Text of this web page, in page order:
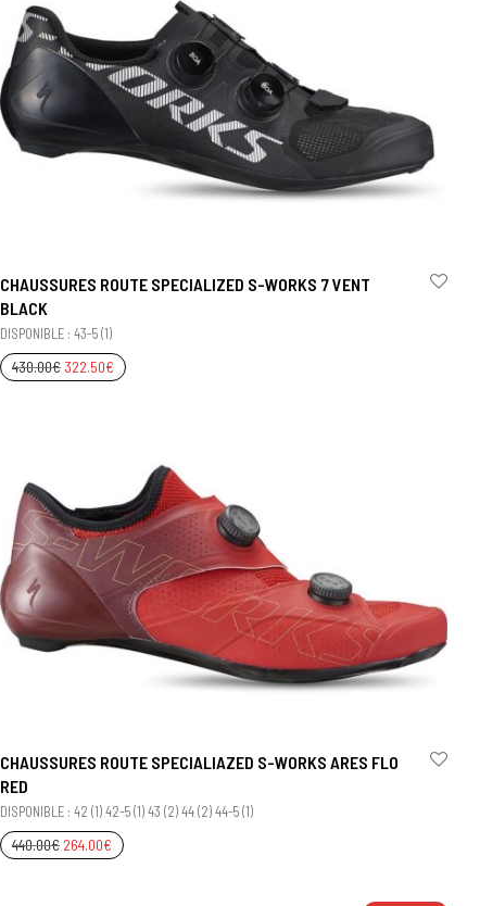
CHAUSSURES ROUTE SPECIALIZED S-WORKS 7 VENT
BLACK
DISPONIBLE : 43-5 (1)
430.00€ 322.50€
CHAUSSURES ROUTE SPECIALIAZED S-WORKS ARES FLO
RED
DISPONIBLE : 42 (1) 42-5 (1) 43 (2) 44 (2) 44-5 (1)
440.00€ 264.00€